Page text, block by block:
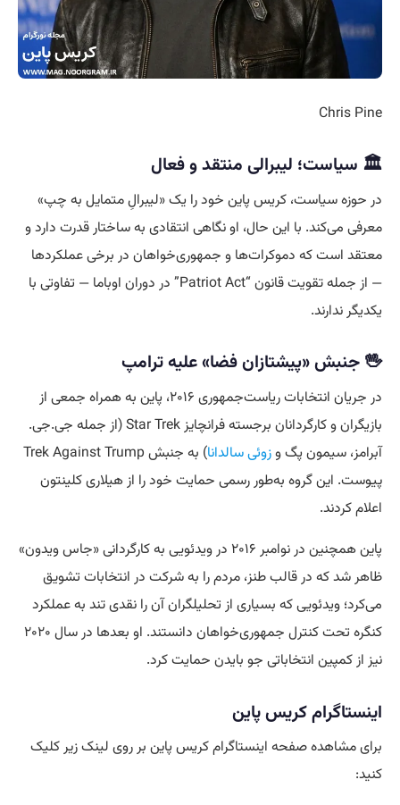
Chris Pine
🏛️ سیاست؛ لیبرالی منتقد و فعال
در حوزه سیاست، کریس پاین خود را یک «لیبرالِ متمایل به چپ»
معرفی می‌کند. با این حال، او نگاهی انتقادی به ساختار قدرت دارد و
معتقد است که دموکرات‌ها و جمهوری‌خواهان در برخی عملکردها
— از جمله تقویت قانون “Patriot Act” در دوران اوباما — تفاوتی با
یکدیگر ندارند.
🖖 جنبش «پیشتازان فضا» علیه ترامپ
در جریان انتخابات ریاست‌جمهوری ۲۰۱۶، پاین به همراه جمعی از
بازیگران و کارگردانان برجسته فرانچایز Star Trek (از جمله جی.جی.
آبرامز، سیمون پگ وزوئی سالدانا
) به جنبش Trek Against Trump
پیوست. این گروه به‌طور رسمی حمایت خود را از هیلاری کلینتون
اعلام کردند.
پاین همچنین در نوامبر ۲۰۱۶ در ویدئویی به کارگردانی «جاس ویدون»
ظاهر شد که در قالب طنز، مردم را به شرکت در انتخابات تشویق
می‌کرد؛ ویدئویی که بسیاری از تحلیلگران آن را نقدی تند به عملکرد
کنگره تحت کنترل جمهوری‌خواهان دانستند. او بعدها در سال ۲۰۲۰
نیز از کمپین انتخاباتی جو بایدن حمایت کرد.
اینستاگرام کریس پاین
برای مشاهده صفحه اینستاگرام کریس پاین بر روی لینک زیر کلیک
کنید: